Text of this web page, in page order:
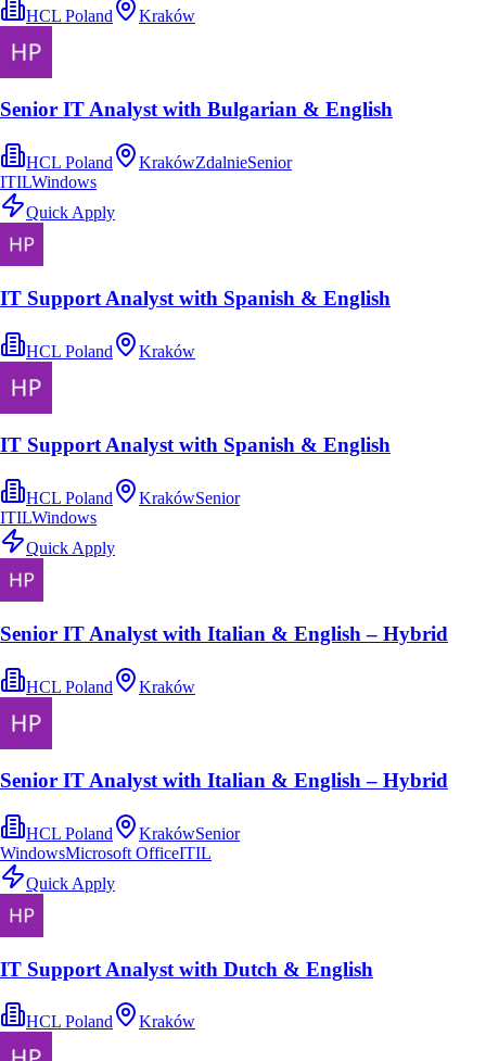
HCL Poland Kraków
Senior IT Analyst with Bulgarian & English
HCL Poland KrakówZdalnieSenior
ITILWindows
Quick Apply
IT Support Analyst with Spanish & English
HCL Poland Kraków
IT Support Analyst with Spanish & English
HCL Poland KrakówSenior
ITILWindows
Quick Apply
Senior IT Analyst with Italian & English – Hybrid
HCL Poland Kraków
Senior IT Analyst with Italian & English – Hybrid
HCL Poland KrakówSenior
WindowsMicrosoft OfficeITIL
Quick Apply
IT Support Analyst with Dutch & English
HCL Poland Kraków